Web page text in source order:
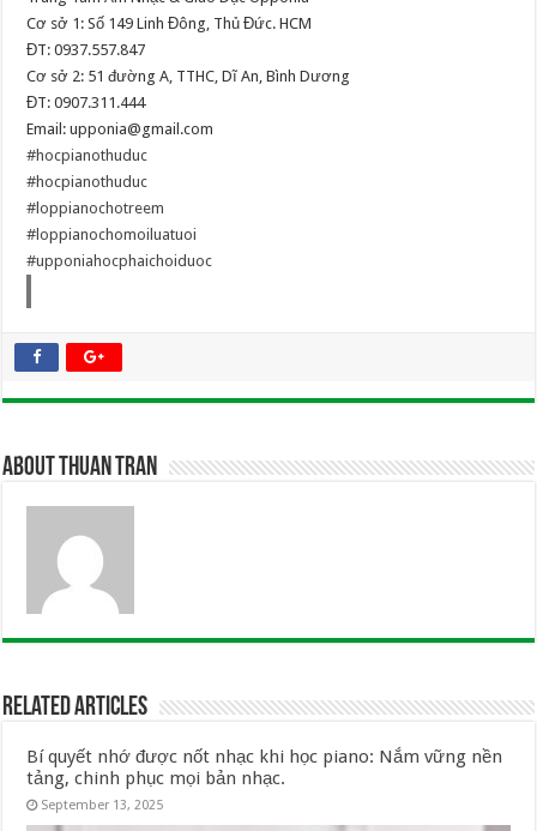
Cơ sở 1: Số 149 Linh Đông, Thủ Đức. HCM
ĐT: 0937.557.847
Cơ sở 2: 51 đường A, TTHC, Dĩ An, Bình Dương
ĐT: 0907.311.444
Email: upponia@gmail.com
#hocpianothuduc
#hocpianothuduc
#loppianochotreem
#loppianochomoiluatuoi
#upponiahocphaichoiduoc
About Thuan Tran
Related Articles
Bí quyết nhớ được nốt nhạc khi học piano: Nắm vững nền
tảng, chinh phục mọi bản nhạc.
September 13, 2025